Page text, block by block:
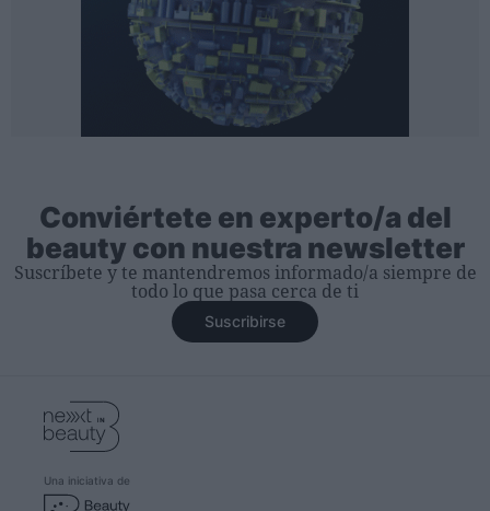
Conviértete en experto/a del
beauty con nuestra newsletter
Suscríbete y te mantendremos informado/a siempre de
todo lo que pasa cerca de ti
Suscribirse
Una iniciativa de